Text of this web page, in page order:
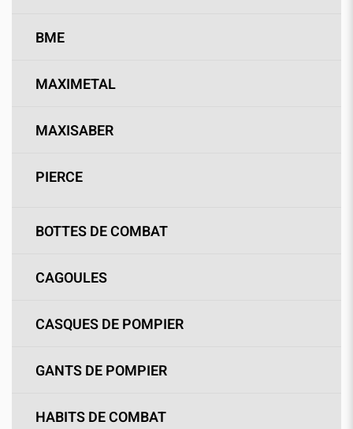
BME
MAXIMETAL
MAXISABER
PIERCE
BOTTES DE COMBAT
CAGOULES
CASQUES DE POMPIER
GANTS DE POMPIER
HABITS DE COMBAT